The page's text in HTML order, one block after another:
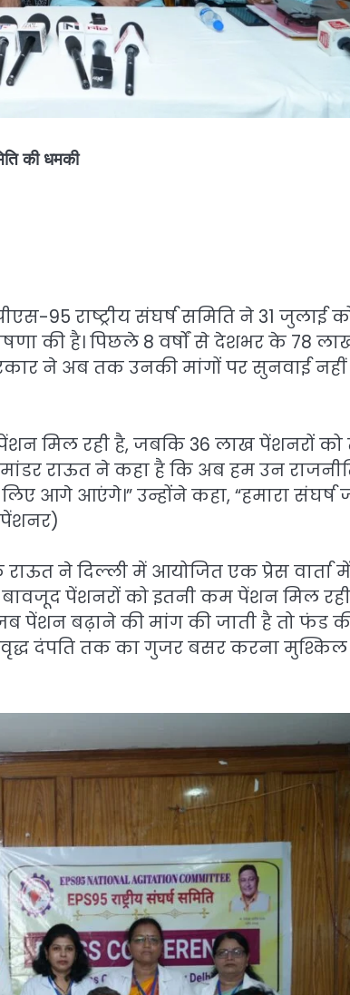
की धमकी
95 राष्ट्रीय संघर्ष समिति ने 31 जुलाई
की है। पिछले 8 वर्षों से देशभर के 78
ने अब तक उनकी मांगों पर सुनवाई नहीं
मिल रही है, जबकि 36 लाख पेंशनरों को
राऊत ने कहा है कि अब हम उन
आगे आएंगे।” उन्होंने कहा, “हमारा संघर्ष
पेंशनर)
ने दिल्ली में आयोजित एक प्रेस वार्ता में
पेंशनरों को इतनी कम पेंशन मिल रही
बढ़ाने की मांग की जाती है तो फंड
दंपति तक का गुजर बसर करना मुश्किल